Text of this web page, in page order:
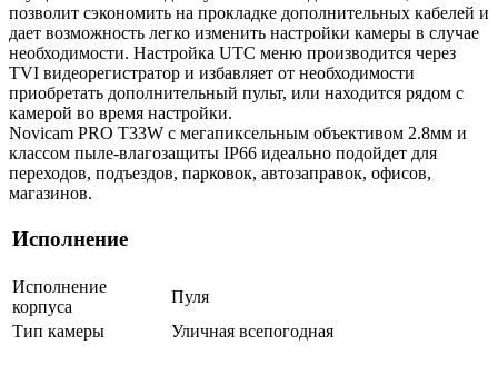
позволит сэкономить на прокладке дополнительных кабелей и
дает возможность легко изменить настройки камеры в случае
необходимости. Настройка UTC меню производится через
TVI видеорегистратор и избавляет от необходимости
приобретать дополнительный пульт, или находится рядом с
камерой во время настройки.
Novicam PRO T33W с мегапиксельным объективом 2.8мм и
классом пыле-влагозащиты IP66 идеально подойдет для
переходов, подъездов, парковок, автозаправок, офисов,
магазинов.
Исполнение
Исполнение
корпуса
Пуля
Тип камеры
Уличная всепогодная